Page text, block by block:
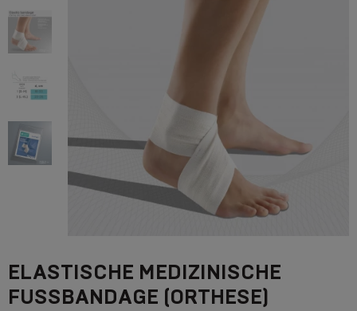
ELASTISCHE MEDIZINISCHE
FUSSBANDAGE (ORTHESE)